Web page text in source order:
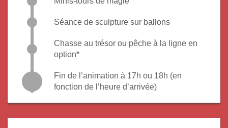
Séance de sculpture sur ballons
Chasse au trésor ou pêche à la ligne en
option*
Fin de l’animation à 17h ou 18h (en
fonction de l’heure d’arrivée)